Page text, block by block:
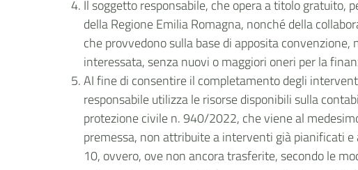
Il soggetto responsabile, che opera a titolo
della Regione Emilia Romagna, nonché della
che provvedono sulla base di apposita
interessata, senza nuovi o maggiori oneri per la
AI fine di consentire il completamento degli
responsabile utilizza le risorse disponibili sulla
protezione civile n. 940/2022, che viene al
premessa, non attribuite a interventi già pianificati
10, ovvero, ove non ancora trasferite, secondo le